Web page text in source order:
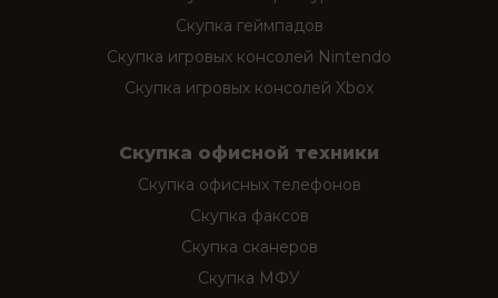
Скупка геймпадов
Скупка игровых консолей Nintendo
Скупка игровых консолей Xbox
Скупка офисной техники
Скупка офисных телефонов
Скупка факсов
Скупка сканеров
Скупка МФУ